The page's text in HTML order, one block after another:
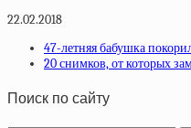
22.02.2018
47-летняя бабушка
20 снимков, от которых
Поиск по сайту